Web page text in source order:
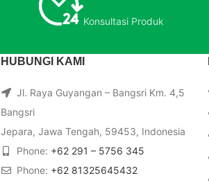
Konsultasi Produk
HUBUNGI KAMI
Jl. Raya Guyangan – Bangsri Km. 4,5
Bangsri
Jepara, Jawa Tengah, 59453, Indonesia
Phone: +62 291 – 5756 345
Phone: +62 81325645432